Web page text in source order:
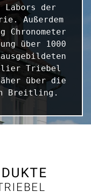
Labors der
Außerdem
über 1000
Triebel
über die
Breitling.